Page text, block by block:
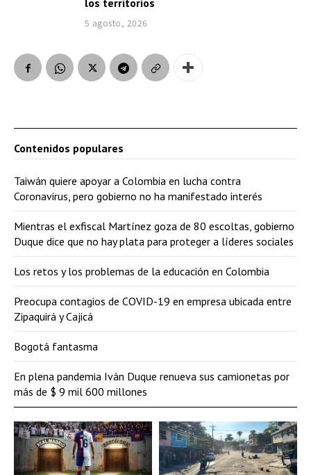
los territorios
5 agosto, 2026
Contenidos populares
Taiwán quiere apoyar a Colombia en lucha contra
Coronavirus, pero gobierno no ha manifestado interés
Mientras el exfiscal Martínez goza de 80 escoltas, gobierno
Duque dice que no hay plata para proteger a líderes sociales
Los retos y los problemas de la educación en Colombia
Preocupa contagios de COVID-19 en empresa ubicada entre
Zipaquirá y Cajicá
Bogotá fantasma
En plena pandemia Iván Duque renueva sus camionetas por
más de $ 9 mil 600 millones